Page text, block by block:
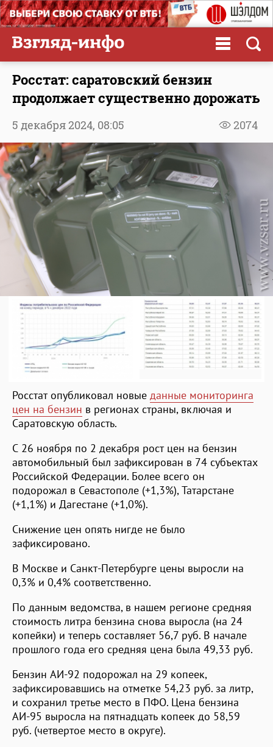
Росстат: саратовский бензин
продолжает существенно дорожать
2074
5 декабря 2024, 08:05
Росстат опубликовал новые данные мониторинга
цен на бензин в регионах страны, включая и
Саратовскую область.
С 26 ноября по 2 декабря рост цен на бензин
автомобильный был зафиксирован в 74 субъектах
Российской Федерации. Более всего он
подорожал в Севастополе (+1,3%), Татарстане
(+1,1%) и Дагестане (+1,0%).
Снижение цен опять нигде не было
зафиксировано.
В Москве и Санкт-Петербурге цены выросли на
0,3% и 0,4% соответственно.
По данным ведомства, в нашем регионе средняя
стоимость литра бензина снова выросла (на 24
копейки) и теперь составляет 56,7 руб. В начале
прошлого года его средняя цена была 49,33 руб.
Бензин АИ-92 подорожал на 29 копеек,
зафиксировавшись на отметке 54,23 руб. за литр,
и сохранил третье место в ПФО. Цена бензина
АИ-95 выросла на пятнадцать копеек до 58,59
руб. (четвертое место в округе).